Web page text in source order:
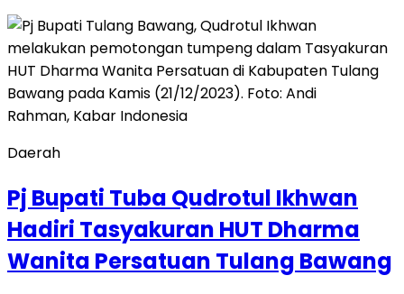
Daerah
Pj Bupati Tuba Qudrotul Ikhwan
Hadiri Tasyakuran HUT Dharma
Wanita Persatuan Tulang Bawang